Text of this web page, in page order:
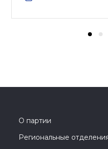
О партии
Региональные